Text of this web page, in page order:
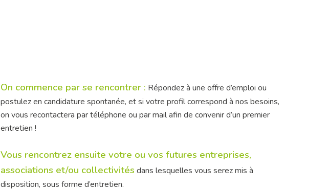
On commence par se rencontrer : Répondez à une offre d’emploi ou
postulez en candidature spontanée, et si votre profil correspond à nos besoins,
on vous recontactera par téléphone ou par mail afin de convenir d’un premier
entretien !
Vous rencontrez ensuite votre ou vos futures entreprises,
associations et/ou collectivités dans lesquelles vous serez mis à
disposition, sous forme d’entretien.